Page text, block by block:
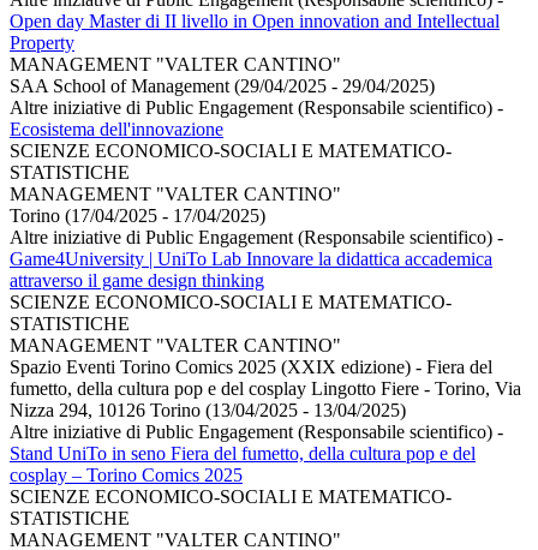
Open day Master di II livello in Open innovation and Intellectual
Property
MANAGEMENT "VALTER CANTINO"
SAA School of Management (29/04/2025 - 29/04/2025)
Altre iniziative di Public Engagement (Responsabile scientifico) -
Ecosistema dell'innovazione
SCIENZE ECONOMICO-SOCIALI E MATEMATICO-
STATISTICHE
MANAGEMENT "VALTER CANTINO"
Torino (17/04/2025 - 17/04/2025)
Altre iniziative di Public Engagement (Responsabile scientifico) -
Game4University | UniTo Lab Innovare la didattica accademica
attraverso il game design thinking
SCIENZE ECONOMICO-SOCIALI E MATEMATICO-
STATISTICHE
MANAGEMENT "VALTER CANTINO"
Spazio Eventi Torino Comics 2025 (XXIX edizione) - Fiera del
fumetto, della cultura pop e del cosplay Lingotto Fiere - Torino, Via
Nizza 294, 10126 Torino (13/04/2025 - 13/04/2025)
Altre iniziative di Public Engagement (Responsabile scientifico) -
Stand UniTo in seno Fiera del fumetto, della cultura pop e del
cosplay – Torino Comics 2025
SCIENZE ECONOMICO-SOCIALI E MATEMATICO-
STATISTICHE
MANAGEMENT "VALTER CANTINO"